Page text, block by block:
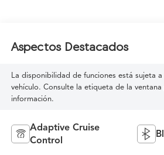
Aspectos Destacados
La disponibilidad de funciones está sujeta
vehículo. Consulte la etiqueta de la
información.
Adaptive Cruise
Control